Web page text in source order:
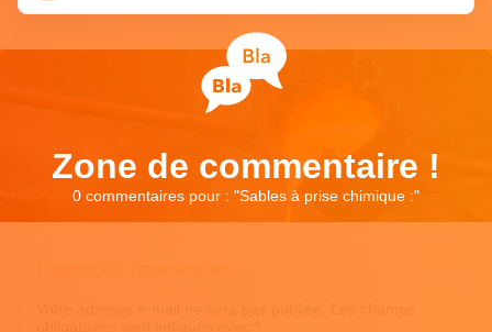
Zone de commentaire !
0 commentaires pour : "Sables à prise chimique :"